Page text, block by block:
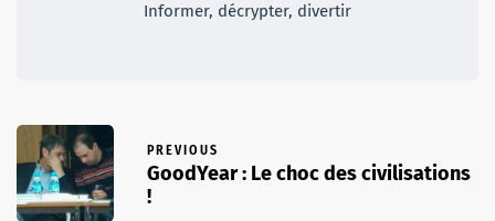
Informer, décrypter, divertir
PREVIOUS
GoodYear : Le choc des civilisations
!